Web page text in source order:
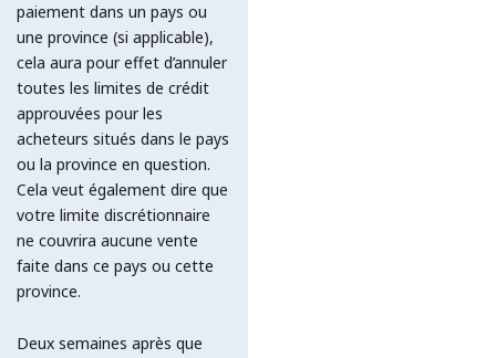
paiement dans un pays ou
une province (si applicable),
cela aura pour effet d’annuler
toutes les limites de crédit
approuvées pour les
acheteurs situés dans le pays
ou la province en question.
Cela veut également dire que
votre limite discrétionnaire
ne couvrira aucune vente
faite dans ce pays ou cette
province.
Deux semaines après que